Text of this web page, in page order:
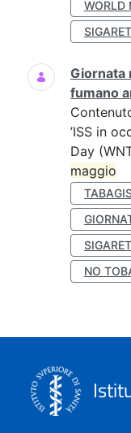
WORLD
Giornata
fumano
’ISS in
Day
maggio
NO